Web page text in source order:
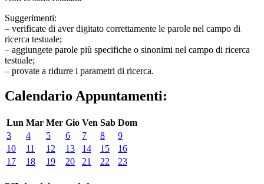
Suggerimenti:
– verificate di aver digitato correttamente le parole nel campo di
ricerca testuale;
– aggiungete parole più specifiche o sinonimi nel campo di ricerca
testuale;
– provate a ridurre i parametri di ricerca.
Calendario Appuntamenti:
Lun Mar Mer Gio Ven Sab Dom
3
4 5 6 7 8
9
10
11 12 13 14 15
16
17
18 19 20 21 22 23